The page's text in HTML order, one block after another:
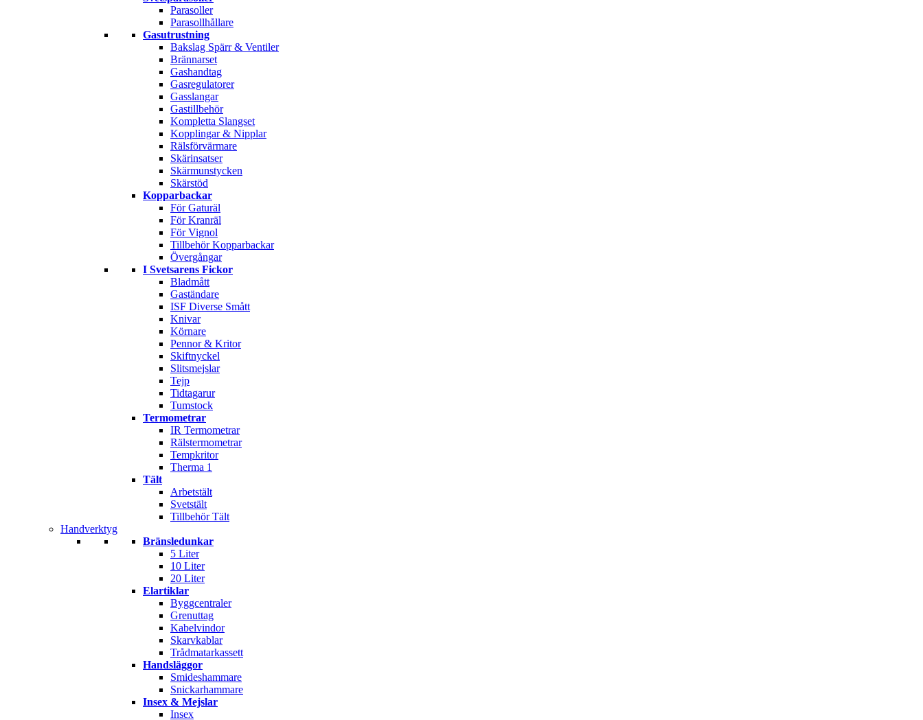
Parasoller
Parasollhållare
Gasutrustning
Bakslag Spärr & Ventiler
Brännarset
Gashandtag
Gasregulatorer
Gasslangar
Gastillbehör
Kompletta Slangset
Kopplingar & Nipplar
Rälsförvärmare
Skärinsatser
Skärmunstycken
Skärstöd
Kopparbackar
För Gaturäl
För Kranräl
För Vignol
Tillbehör Kopparbackar
Övergångar
I Svetsarens Fickor
Bladmått
Gaständare
ISF Diverse Smått
Knivar
Körnare
Pennor & Kritor
Skiftnyckel
Slitsmejslar
Tejp
Tidtagarur
Tumstock
Termometrar
IR Termometrar
Rälstermometrar
Tempkritor
Therma 1
Tält
Arbetstält
Svetstält
Tillbehör Tält
Handverktyg
Bränsledunkar
5 Liter
10 Liter
20 Liter
Elartiklar
Byggcentraler
Grenuttag
Kabelvindor
Skarvkablar
Trådmatarkassett
Handsläggor
Smideshammare
Snickarhammare
Insex & Mejslar
Insex